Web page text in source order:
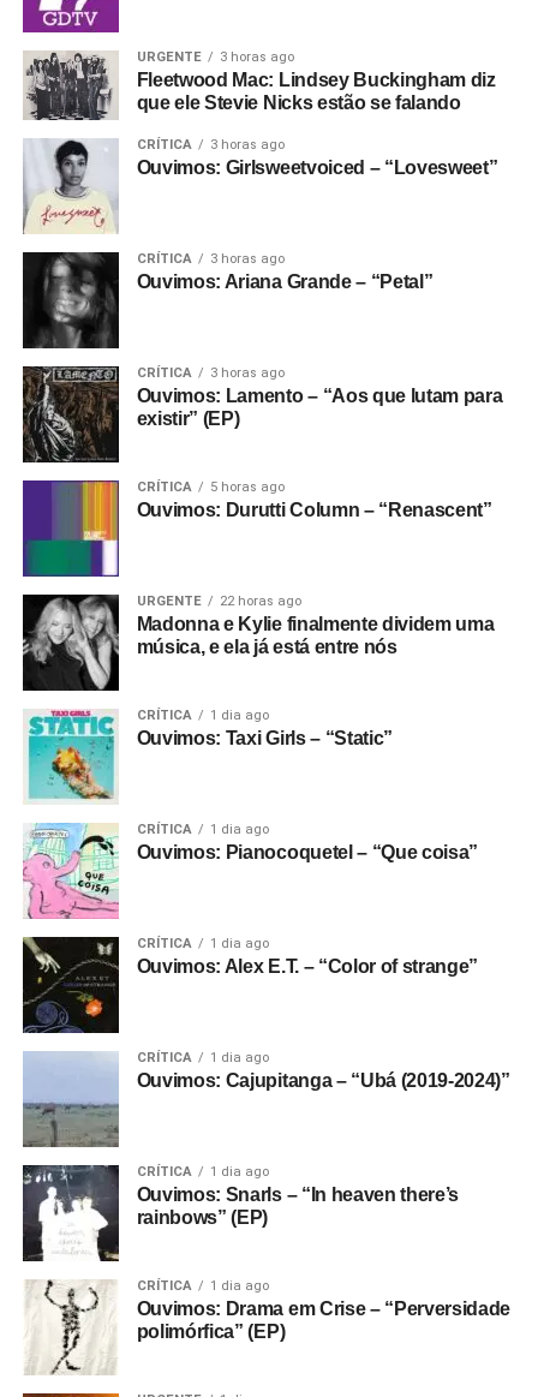
URGENTE 3 horas ago
Fleetwood Mac: Lindsey Buckingham diz
que ele Stevie Nicks estão se falando
CRÍTICA 3 horas ago
Ouvimos: Girlsweetvoiced – “Lovesweet”
CRÍTICA 3 horas ago
Ouvimos: Ariana Grande – “Petal”
CRÍTICA 3 horas ago
Ouvimos: Lamento – “Aos que lutam para
existir” (EP)
CRÍTICA 5 horas ago
Ouvimos: Durutti Column – “Renascent”
URGENTE 22 horas ago
Madonna e Kylie finalmente dividem uma
música, e ela já está entre nós
CRÍTICA 1 dia ago
Ouvimos: Taxi Girls – “Static”
CRÍTICA 1 dia ago
Ouvimos: Pianocoquetel – “Que coisa”
CRÍTICA 1 dia ago
Ouvimos: Alex E.T. – “Color of strange”
CRÍTICA 1 dia ago
Ouvimos: Cajupitanga – “Ubá (2019-2024)”
CRÍTICA 1 dia ago
Ouvimos: Snarls – “In heaven there’s
rainbows” (EP)
CRÍTICA 1 dia ago
Ouvimos: Drama em Crise – “Perversidade
polimórfica” (EP)